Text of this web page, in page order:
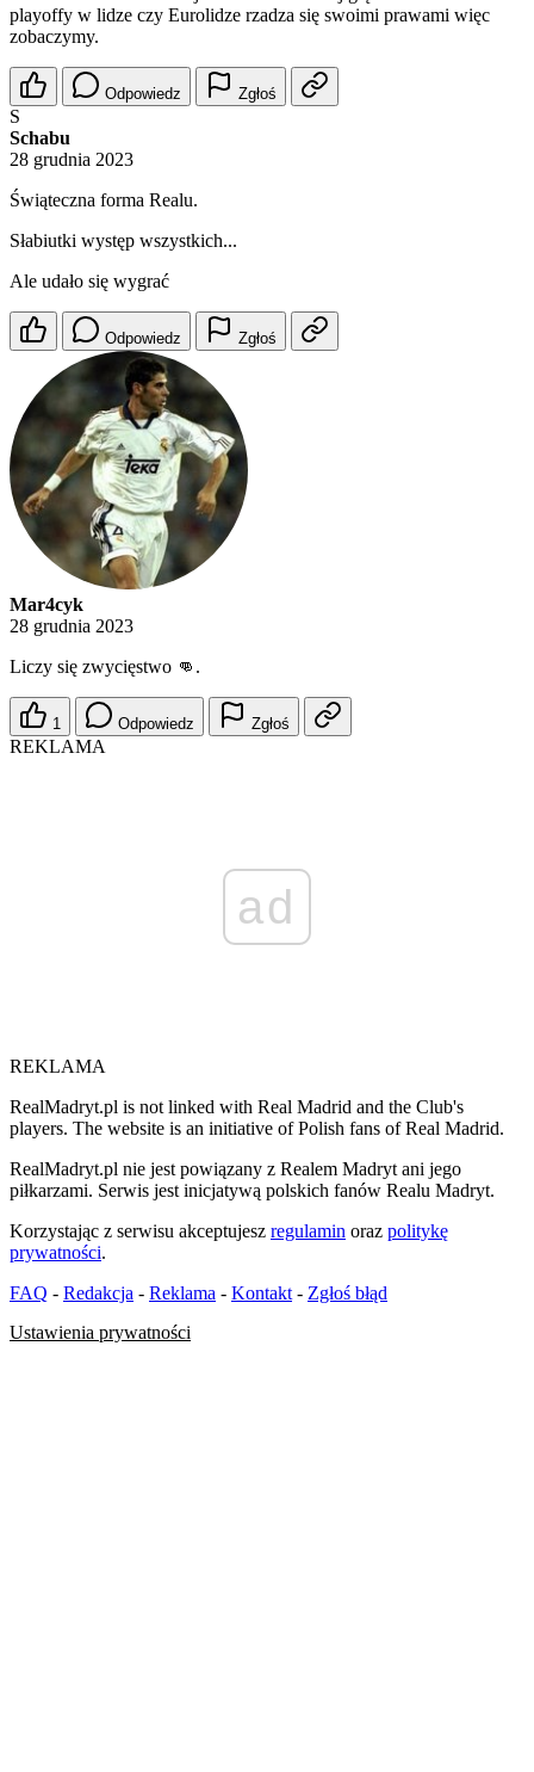
playoffy w lidze czy Eurolidze rzadza się swoimi prawami więc
zobaczymy.
Odpowiedz Zgłoś
S
Schabu
28 grudnia 2023
Świąteczna forma Realu.
Słabiutki występ wszystkich...
Ale udało się wygrać
Odpowiedz Zgłoś
Mar4cyk
28 grudnia 2023
Liczy się zwycięstwo 👊.
1 Odpowiedz Zgłoś
REKLAMA
ad
REKLAMA
RealMadryt.pl is not linked with Real Madrid and the Club's
players. The website is an initiative of Polish fans of Real Madrid.
RealMadryt.pl nie jest powiązany z Realem Madryt ani jego
piłkarzami. Serwis jest inicjatywą polskich fanów Realu Madryt.
Korzystając z serwisu akceptujesz regulamin oraz politykę
prywatności.
FAQ - Redakcja - Reklama - Kontakt - Zgłoś błąd
Ustawienia prywatności